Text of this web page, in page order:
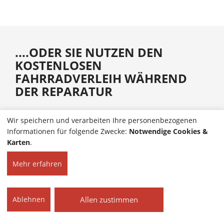
....ODER SIE NUTZEN DEN
KOSTENLOSEN
FAHRRADVERLEIH WÄHREND
DER REPARATUR
© 2025 Sieber + Werner
HOME
KONTAKT
Wir speichern und verarbeiten Ihre personenbezogenen
Informationen für folgende Zwecke: Notwendige Cookies &
Karten.
Mehr erfahren
Ablehnen Allen zustimmen